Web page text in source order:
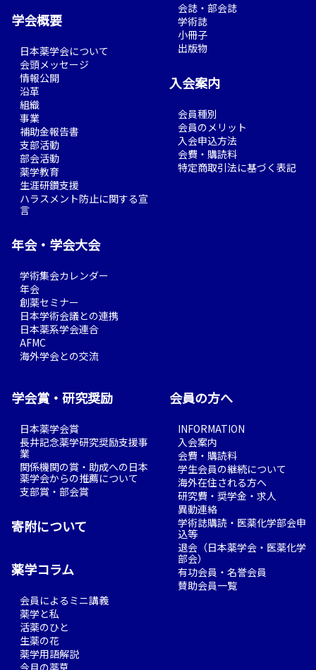
学会概要
日本薬学会について
会頭メッセージ
情報公開
沿革
組織
事業
補助金報告書
支部活動
部会活動
薬学教育
生涯研鑽支援
ハラスメント防止に関する宣
言
年会・学会大会
学術集会カレンダー
年会
創薬セミナー
日本学術会議との連携
日本薬系学会連合
AFMC
海外学会との交流
会誌・部会誌
学術誌
小冊子
出版物
入会案内
会員種別
会員のメリット
入会申込方法
会費・購読料
特定商取引法に基づく表記
学会賞・研究奨励
日本薬学会賞
長井記念薬学研究奨励支援事
業
関係機関の賞・助成への日本
薬学会からの推薦について
支部賞・部会賞
寄附について
薬学コラム
会員によるミニ講義
薬学と私
活薬のひと
生薬の花
薬学用語解説
会員の方へ
INFORMATION
入会案内
会費・購読料
学生会員の継続について
海外在住される方へ
研究費・奨学金・求人
異動連絡
学術誌購読・医薬化学部会申
込等
退会（日本薬学会・医薬化学
部会）
有功会員・名誉会員
賛助会員一覧